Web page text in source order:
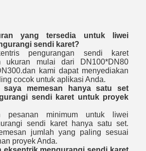
yang tersedia untuk liwei
sendi karet?
pengurangan sendi karet
ukuran mulai dari DN100*DN80
kami dapat menyediakan
cocok untuk aplikasi Anda.
saya memesan hanya satu set
sendi karet untuk proyek
pesanan minimum untuk liwei
sendi karet hanya satu set.
jumlah yang paling sesuai
proyek Anda.